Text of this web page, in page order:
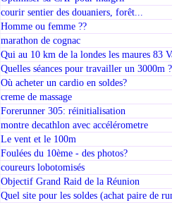
courir sentier des douaniers, forêt...
Homme ou femme ??
marathon de cognac
Qui au 10 km de la londes les maures 83
Quelles séances pour travailler un 3000m ?
Où acheter un cardio en soldes?
creme de massage
Forerunner 305: réinitialisation
montre decathlon avec accélérometre
Le vent et le 100m
Foulées du 10ème - des photos?
coureurs lobotomisés
Objectif Grand Raid de la Réunion
Quel site pour les soldes (achat paire de